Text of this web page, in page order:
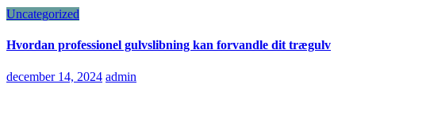
Uncategorized
Hvordan professionel gulvslibning kan forvandle dit trægulv
december 14, 2024 admin